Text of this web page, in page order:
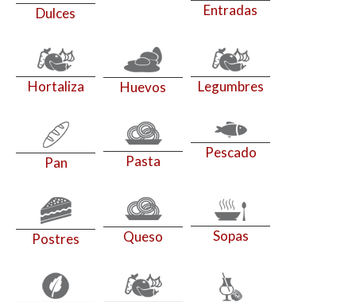
Dulces
Entradas
Hortaliza Huevos Legumbres
Pan Pasta
Pescado
Postres Queso Sopas